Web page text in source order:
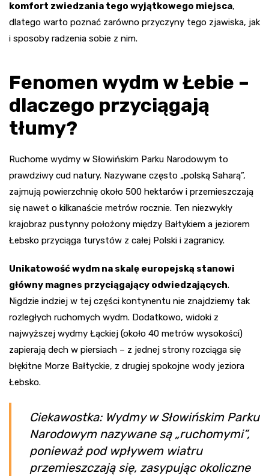
komfort zwiedzania tego wyjątkowego miejsca,
dlatego warto poznać zarówno przyczyny tego zjawiska, jak
i sposoby radzenia sobie z nim.
Fenomen wydm w Łebie –
dlaczego przyciągają
tłumy?
Ruchome wydmy w Słowińskim Parku Narodowym to
prawdziwy cud natury. Nazywane często „polską Saharą”,
zajmują powierzchnię około 500 hektarów i przemieszczają
się nawet o kilkanaście metrów rocznie. Ten niezwykły
krajobraz pustynny położony między Bałtykiem a jeziorem
Łebsko przyciąga turystów z całej Polski i zagranicy.
Unikatowość wydm na skalę europejską stanowi
główny magnes przyciągający odwiedzających.
Nigdzie indziej w tej części kontynentu nie znajdziemy tak
rozległych ruchomych wydm. Dodatkowo, widoki z
najwyższej wydmy Łąckiej (około 40 metrów wysokości)
zapierają dech w piersiach – z jednej strony rozciąga się
błękitne Morze Bałtyckie, z drugiej spokojne wody jeziora
Łebsko.
Ciekawostka: Wydmy w Słowińskim Parku
Narodowym nazywane są „ruchomymi”,
ponieważ pod wpływem wiatru
przemieszczają się, zasypując okoliczne